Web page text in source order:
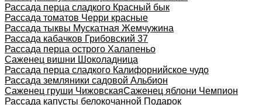
Рассада перца сладкого Красный бык
Рассада томатов Черри красные
Рассада тыквы Мускатная Жемчужина
Рассада кабачков Грибовский 37
Рассада перца острого Халапеньо
Саженец вишни Шоколадница
Рассада перца сладкого Калифорнийское чудо
Рассада земляники садовой Альбион
Саженец груши ЧижовскаяСаженец яблони Чемпион
Рассада капусты белокочанной Подарок